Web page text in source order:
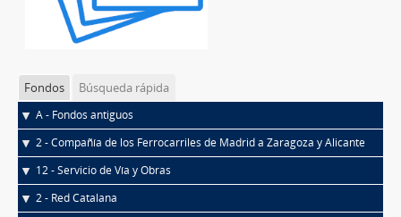
Fondos Búsqueda rápida
A - Fondos antiguos
2 - Compañía de los Ferrocarriles de Madrid a Zaragoza y Alicante
12 - Servicio de Vía y Obras
2 - Red Catalana